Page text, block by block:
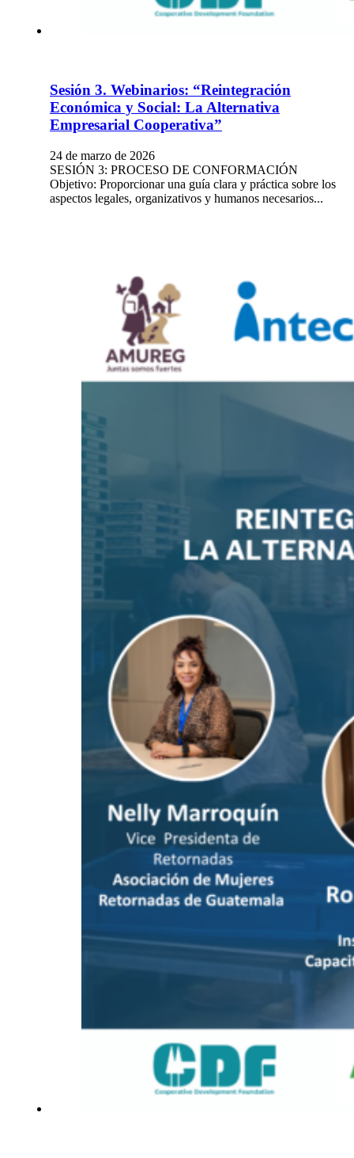
Sesión 3. Webinarios: “Reintegración
Económica y Social: La Alternativa
Empresarial Cooperativa”
24 de marzo de 2026
SESIÓN 3: PROCESO DE CONFORMACIÓN
Objetivo: Proporcionar una guía clara y práctica sobre los
aspectos legales, organizativos y humanos necesarios...